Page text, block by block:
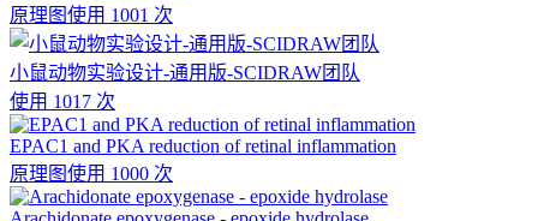
原理图使用 1001 次
小鼠动物实验设计-通用版-SCIDRAW团队
使用 1017 次
EPAC1 and PKA reduction of retinal inflammation
原理图使用 1000 次